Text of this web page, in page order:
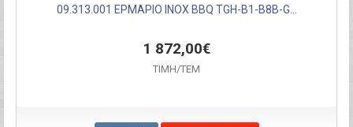
09.313.001 ΕΡΜΑΡΙΟ INOX BBQ TGH-B1-B8B-G...
1 872,00€
ΤΙΜH/ΤΕΜ